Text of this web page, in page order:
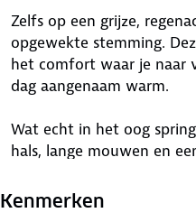
Zelfs op een grijze,
opgewekte stemming.
het comfort waar je naar
dag aangenaam warm.
Wat echt in het oog
hals, lange mouwen en
Kenmerken